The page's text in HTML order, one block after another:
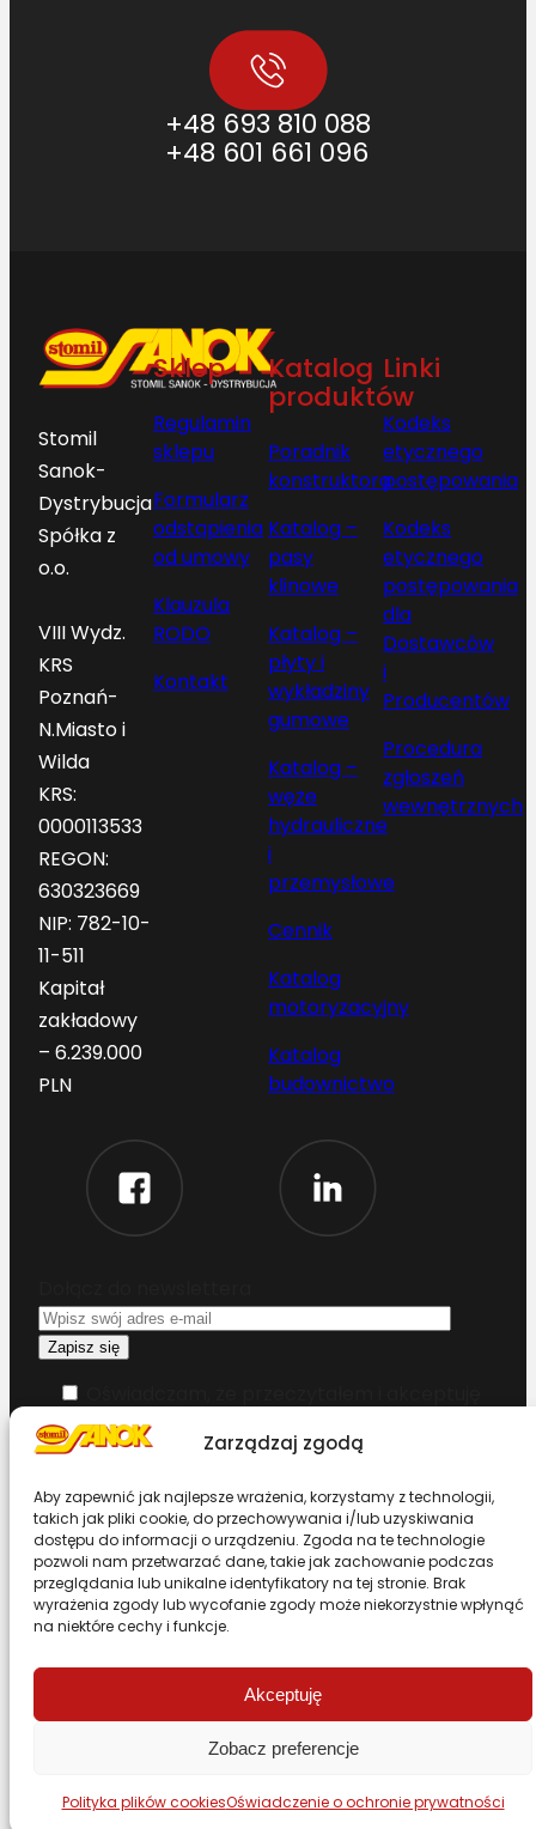
Zarządzaj zgodą
Aby zapewnić jak najlepsze wrażenia, korzystamy z technologii,
takich jak pliki cookie, do przechowywania i/lub uzyskiwania
dostępu do informacji o urządzeniu. Zgoda na te technologie
pozwoli nam przetwarzać dane, takie jak zachowanie podczas
przeglądania lub unikalne identyfikatory na tej stronie. Brak
wyrażenia zgody lub wycofanie zgody może niekorzystnie wpłynąć
na niektóre cechy i funkcje.
Akceptuję
Zobacz preferencje
Polityka plików cookiesOświadczenie o ochronie prywatności
+48 693 810 088
+48 601 661 096
Stomil
Sanok-
Dystrybucja
Spółka z
o.o.
VIII Wydz.
KRS
Poznań-
N.Miasto i
Wilda
KRS:
0000113533
REGON:
630323669
NIP: 782-10-
11-511
Kapitał
zakładowy
– 6.239.000
PLN
Sklep
Regulamin
sklepu
Formularz
odstąpienia
od umowy
Klauzula
RODO
Kontakt
Katalog
produktów
Poradnik
konstruktora
Katalog –
pasy
klinowe
Katalog –
płyty i
wykładziny
gumowe
Katalog –
węże
hydrauliczne
i
przemysłowe
Cennik
Katalog
motoryzacyjny
Katalog
budownictwo
Linki
Kodeks
etycznego
postępowania
Kodeks
etycznego
postępowania
dla
Dostawców
i
Producentów
Procedura
zgłoszeń
wewnętrznych
warunki korzystania z serwisu
Design & Code by Foxstudio.eu
Przewiń stronę do góry